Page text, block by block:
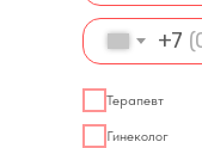
+7
Терапевт
Гинеколог